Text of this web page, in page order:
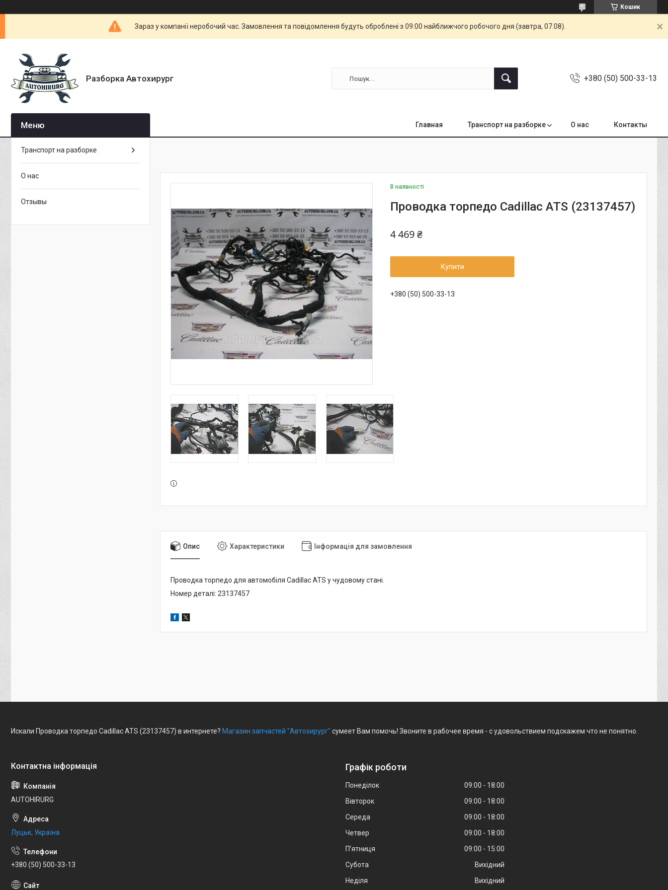
Кошик
Зараз у компанії неробочий час. Замовлення та повідомлення будуть оброблені з 09:00 найближчого робочого дня (завтра, 07.08).
Разборка Автохирург +380 (50) 500-33-13
Главная Транспорт на разборке О нас Контакты
В наявності
Проводка торпедо Cadillac ATS (23137457)
4 469 ₴
Купити
+380 (50) 500-33-13
Опис Характеристики Інформація для замовлення
Проводка торпедо для автомобіля Cadillac ATS у чудовому стані.
Номер деталі: 23137457
Транспорт на разборке
О нас
Отзывы
Искали Проводка торпедо Cadillac ATS (23137457) в интернете? Магазин запчастей "Автохирург" сумеет Вам помочь! Звоните в рабочее время - с удовольствием подскажем что не понятно.
AUTOHIRURG
Луцьк, Україна
+380 (50) 500-33-13
Графік роботи
Понеділок 09:00
18:00
Вівторок
09:00
18:00
Середа
09:00
18:00
Четвер
09:00
18:00
Пʼятниця
09:00
15:00
Субота
Вихідний
Неділя
Вихідний